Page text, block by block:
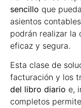
sencillo que
asientos
podrán realizar la
eficaz y segura.
Esta clase de
facturación y los
del libro diario e,
completos